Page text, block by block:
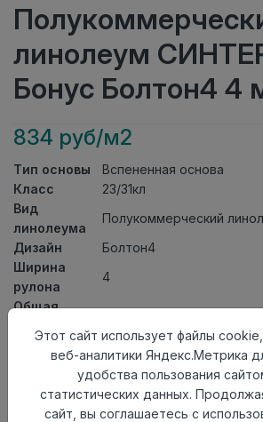
линолеум
Бонус Болтон4 4
834 руб/м2
Тип основы
Вспененная основа
Класс
23/31кл
Вид
линолеума
Полукоммерческий
Дизайн
Болтон4
Ширина
рулона
4
Общая
Толщина
защитного
0,40мм
АктуальностьАктуален
Этот сайт использует файлы
веб-аналитики Яндекс.Метрика
удобства пользования
статистических данных.
сайт, вы соглашаетесь с